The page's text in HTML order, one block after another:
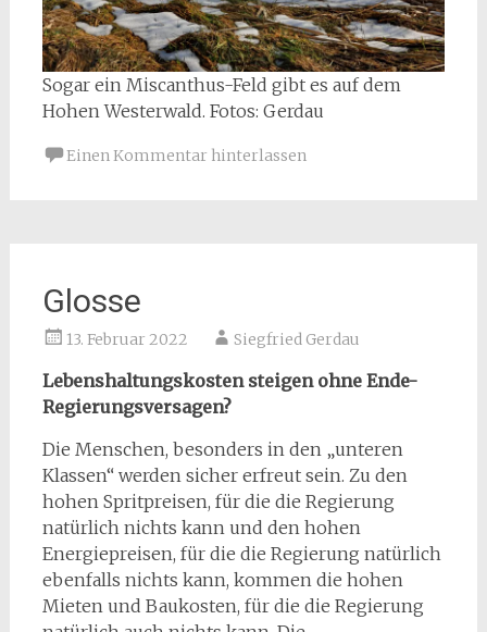
Sogar ein Miscanthus-Feld gibt es auf dem
Hohen Westerwald. Fotos: Gerdau
Einen Kommentar hinterlassen
Glosse
13. Februar 2022 Siegfried Gerdau
Lebenshaltungskosten steigen ohne Ende-
Regierungsversagen?
Die Menschen, besonders in den „unteren
Klassen“ werden sicher erfreut sein. Zu den
hohen Spritpreisen, für die die Regierung
natürlich nichts kann und den hohen
Energiepreisen, für die die Regierung natürlich
ebenfalls nichts kann, kommen die hohen
Mieten und Baukosten, für die die Regierung